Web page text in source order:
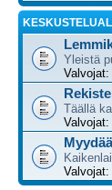
Yleistä
Valvojat:
Täällä
Valvojat:
Valvojat: